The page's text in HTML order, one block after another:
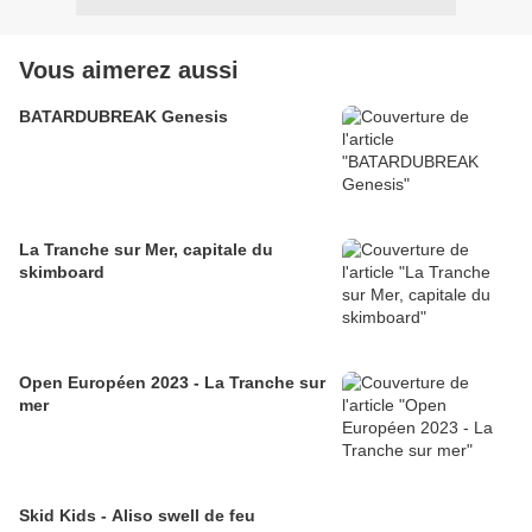
Vous aimerez aussi
BATARDUBREAK Genesis
La Tranche sur Mer, capitale du
skimboard
Open Européen 2023 - La Tranche sur
mer
Skid Kids - Aliso swell de feu